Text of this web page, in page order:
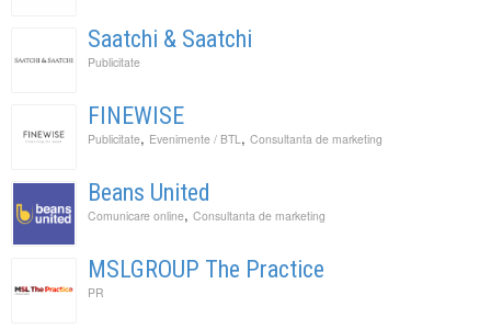
Saatchi & Saatchi
Publicitate
FINEWISE
Publicitate, Evenimente / BTL , Consultanta de marketing
Beans United
Comunicare online, Consultanta de marketing
MSLGROUP The Practice
PR